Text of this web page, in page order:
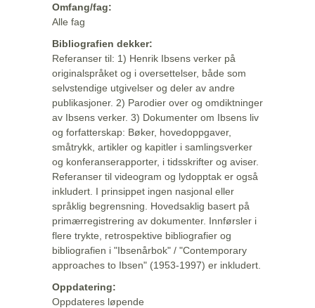
Omfang/fag:
Alle fag
Bibliografien dekker:
Referanser til: 1) Henrik Ibsens verker på
originalspråket og i oversettelser, både som
selvstendige utgivelser og deler av andre
publikasjoner. 2) Parodier over og omdiktninger
av Ibsens verker. 3) Dokumenter om Ibsens liv
og forfatterskap: Bøker, hovedoppgaver,
småtrykk, artikler og kapitler i samlingsverker
og konferanserapporter, i tidsskrifter og aviser.
Referanser til videogram og lydopptak er også
inkludert. I prinsippet ingen nasjonal eller
språklig begrensning. Hovedsaklig basert på
primærregistrering av dokumenter. Innførsler i
flere trykte, retrospektive bibliografier og
bibliografien i "Ibsenårbok" / "Contemporary
approaches to Ibsen" (1953-1997) er inkludert.
Oppdatering:
Oppdateres løpende